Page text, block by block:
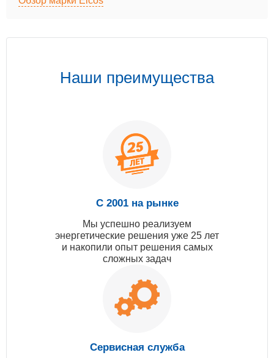
Наши преимущества
С 2001 на рынке
Мы успешно реализуем
энергетические решения уже 25 лет
и накопили опыт решения самых
сложных задач
Сервисная служба